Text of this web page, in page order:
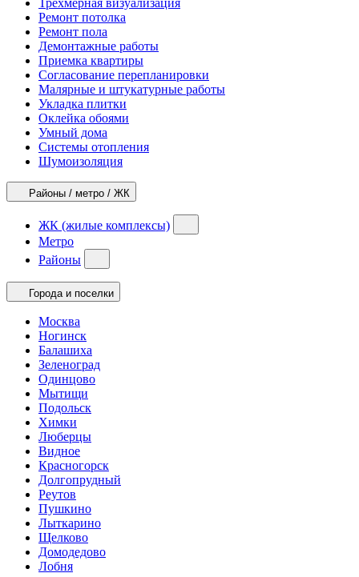
Трехмерная визуализация
Ремонт потолка
Ремонт пола
Демонтажные работы
Приемка квартиры
Согласование перепланировки
Малярные и штукатурные работы
Укладка плитки
Оклейка обоями
Умный дома
Системы отопления
Шумоизоляция
Районы / метро / ЖК
ЖК (жилые комплексы)
Метро
Районы
Города и поселки
Москва
Ногинск
Балашиха
Зеленоград
Одинцово
Мытищи
Подольск
Химки
Люберцы
Видное
Красногорск
Долгопрудный
Реутов
Пушкино
Лыткарино
Щелково
Домодедово
Лобня